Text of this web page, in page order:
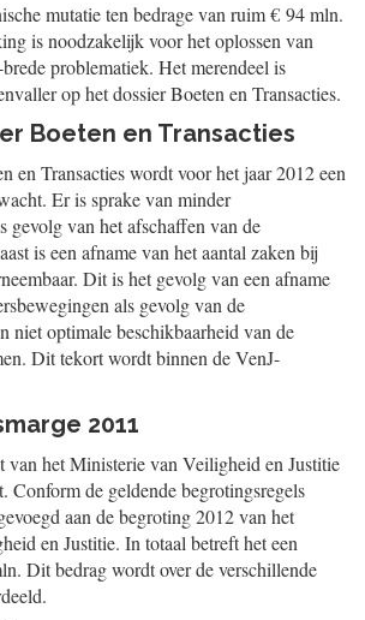
mutatie ten bedrage van ruim € 94 mln.
is noodzakelijk voor het oplossen van
problematiek. Het merendeel is
op het dossier Boeten en Transacties.
Boeten en Transacties
en Transacties wordt voor het jaar 2012 een
Er is sprake van minder
gevolg van het afschaffen van de
is een afname van het aantal zaken bij
Dit is het gevolg van een afname
als gevolg van de
niet optimale beschikbaarheid van de
Dit tekort wordt binnen de VenJ-
2011
van het Ministerie van Veiligheid en Justitie
Conform de geldende begrotingsregels
aan de begroting 2012 van het
en Justitie. In totaal betreft het een
Dit bedrag wordt over de verschillende